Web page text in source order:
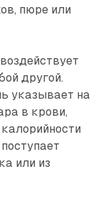
пюре или
другой.
указывает на
в крови,
или из